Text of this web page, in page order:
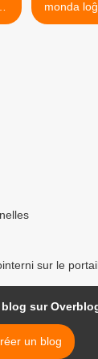
monda
sur le
blog sur
un blog